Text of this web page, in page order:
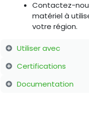
Contactez-
matériel à
votre région.
Utiliser avec
Certifications
Documentation